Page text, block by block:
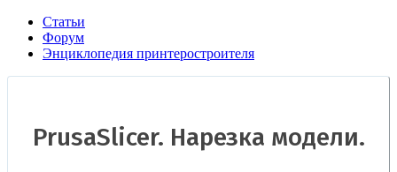
Статьи
Форум
Энциклопедия принтеростроителя
PrusaSlicer. Нарезка модели.